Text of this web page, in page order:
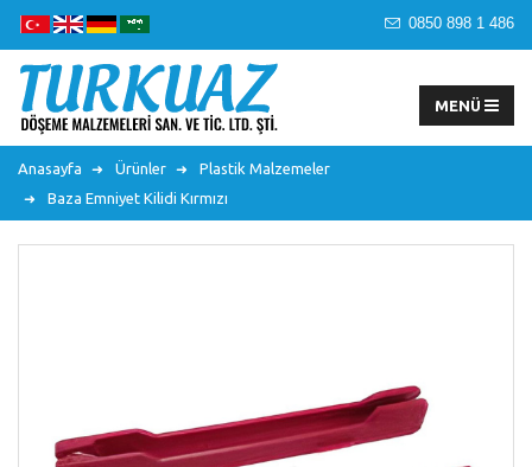
0850 898 1 486
Anasayfa Ürünler
Plastik Malzemeler
Baza Emniyet Kilidi Kırmızı